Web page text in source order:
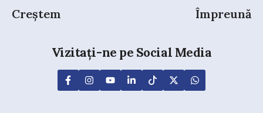
Creștem Împreună
Vizitați-ne pe Social Media